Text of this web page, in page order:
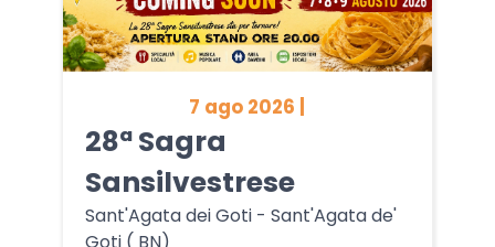
7 ago 2026 |
28ª Sagra
Sansilvestrese
Sant'Agata dei Goti - Sant'Agata de'
Goti ( BN)